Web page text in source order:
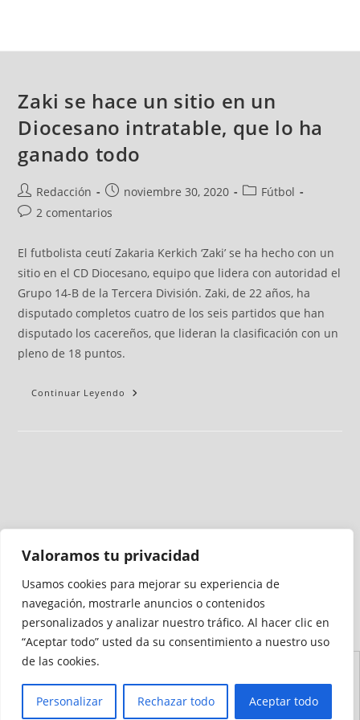
Valoramos tu privacidad
Usamos cookies para mejorar su experiencia de
navegación, mostrarle anuncios o contenidos
personalizados y analizar nuestro tráfico. Al hacer clic en
“Aceptar todo” usted da su consentimiento a nuestro uso
de las cookies.
Personalizar Rechazar todo Aceptar todo
Zaki se hace un sitio en un
Diocesano intratable, que lo ha
ganado todo
Redacción noviembre 30, 2020
Fútbol
2 comentarios
El futbolista ceutí Zakaria Kerkich ‘Zaki’ se ha hecho con un
sitio en el CD Diocesano, equipo que lidera con autoridad el
Grupo 14-B de la Tercera División. Zaki, de 22 años, ha
disputado completos cuatro de los seis partidos que han
disputado los cacereños, que lideran la clasificación con un
pleno de 18 puntos.
Continuar Leyendo
Medio auditado por
Accesibilidad
Sitio
Cookies
Privacidad